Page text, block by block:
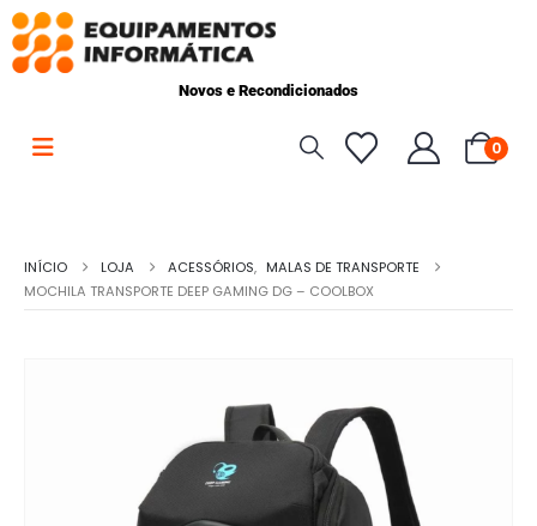
Novos e Recondicionados
0
INÍCIO LOJA ACESSÓRIOS, MALAS DE TRANSPORTE
MOCHILA TRANSPORTE DEEP GAMING DG – COOLBOX